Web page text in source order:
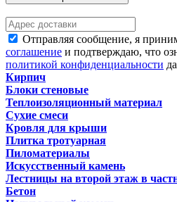
Отправляя сообщение, я
соглашение и подтверждаю, что
политикой конфиденциальности
Кирпич
Блоки стеновые
Теплоизоляционный материал
Сухие смеси
Кровля для крыши
Плитка тротуарная
Пиломатериалы
Искусственный камень
Лестницы на второй этаж в
Бетон